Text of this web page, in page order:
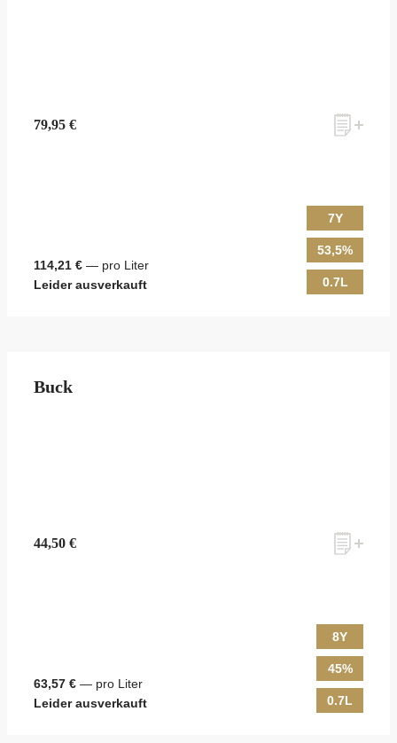
79,95 €
114,21 € — pro Liter
Leider ausverkauft
7Y
53,5%
0.7L
Buck
44,50 €
63,57 € — pro Liter
Leider ausverkauft
8Y
45%
0.7L